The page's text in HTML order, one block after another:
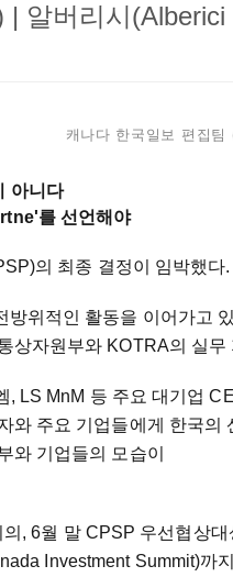
| 알버리시
캐나다 한국일보 편집
아니다
를 선언해야
의 최종 결정이 임박했다
방위적인 활동을 이어가고
상자원부와 KOTRA의 실
, LS MnM 등 주요 대기업
와 주요 기업들에게 한국의
와 기업들의 모습이
, 6월 말 CPSP 우선협상
Investment Summit)까